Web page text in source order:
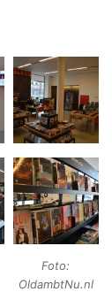
Foto:
OldambtNu.nl